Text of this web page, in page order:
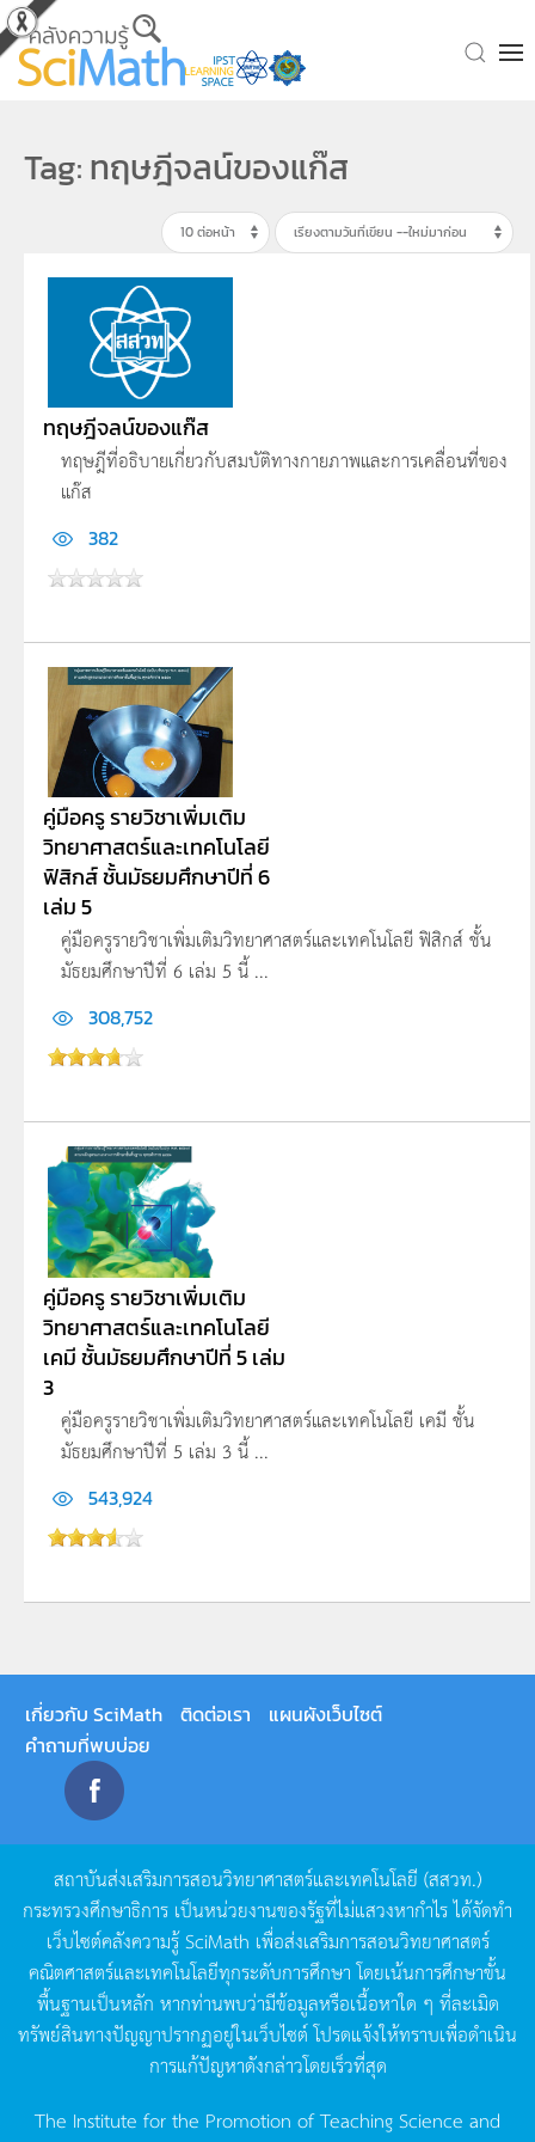
Skip to main content
Tag: ทฤษฎีจลน์ของแก๊ส
ทฤษฎีจลน์ของแก๊ส
ทฤษฎีที่อธิบายเกี่ยวกับสมบัติทางกายภาพและการเคลื่อนที่ของ
แก๊ส
382
คู่มือครู รายวิชาเพิ่มเติม
วิทยาศาสตร์และเทคโนโลยี
ฟิสิกส์ ชั้นมัธยมศึกษาปีที่ 6
เล่ม 5
คู่มือครูรายวิชาเพิ่มเติมวิทยาศาสตร์และเทคโนโลยี ฟิสิกส์ ชั้น
มัธยมศึกษาปีที่ 6 เล่ม 5 นี้ ...
308,752
คู่มือครู รายวิชาเพิ่มเติม
วิทยาศาสตร์และเทคโนโลยี
เคมี ชั้นมัธยมศึกษาปีที่ 5 เล่ม
3
คู่มือครูรายวิชาเพิ่มเติมวิทยาศาสตร์และเทคโนโลยี เคมี ชั้น
มัธยมศึกษาปีที่ 5 เล่ม 3 นี้ ...
543,924
เกี่ยวกับ SciMath ติดต่อเรา
แผนผังเว็บไซต์
คำถามที่พบบ่อย
สถาบันส่งเสริมการสอนวิทยาศาสตร์และเทคโนโลยี (สสวท.)
กระทรวงศึกษาธิการ เป็นหน่วยงานของรัฐที่ไม่แสวงหากำไรได้จัดทำ
เว็บไซต์คลังความรู้SciMath เพื่อส่งเสริมการสอนวิทยาศาสตร์
คณิตศาสตร์และเทคโนโลยีทุกระดับการศึกษา โดยเน้นการศึกษาขั้น
พื้นฐานเป็นหลัก หากท่านพบว่ามีข้อมูลหรือเนื้อหาใด ๆ ที่ละเมิด
ทรัพย์สินทางปัญญาปรากฏอยู่ในเว็บไซต์โปรดแจ้งให้ทราบเพื่อดำเนิน
การแก้ปัญหาดังกล่าวโดยเร็วที่สุด
The Institute for the Promotion of Teaching Science and